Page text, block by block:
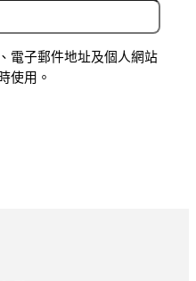
電子郵件地址及個人網站
使用。